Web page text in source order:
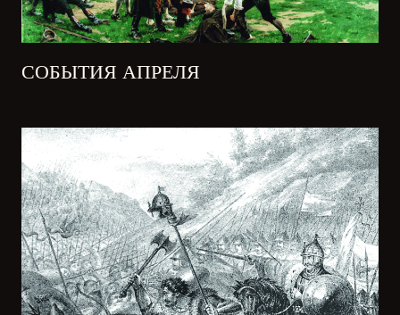
СОБЫТИЯ АПРЕЛЯ